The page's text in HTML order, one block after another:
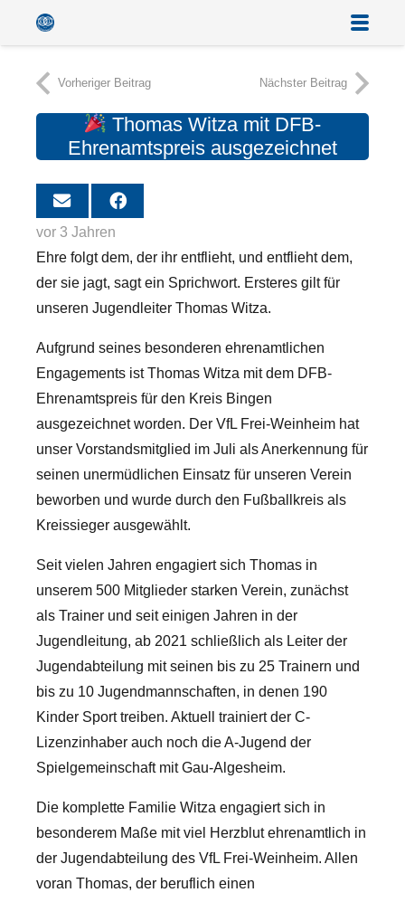
Vorheriger Beitrag Nächster Beitrag
Thomas Witza mit DFB-
Ehrenamtspreis ausgezeichnet
vor 3 Jahren
Ehre folgt dem, der ihr entflieht, und entflieht dem,
der sie jagt, sagt ein Sprichwort. Ersteres gilt für
unseren Jugendleiter Thomas Witza.
Aufgrund seines besonderen ehrenamtlichen
Engagements ist Thomas Witza mit dem DFB-
Ehrenamtspreis für den Kreis Bingen
ausgezeichnet worden. Der VfL Frei-Weinheim hat
unser Vorstandsmitglied im Juli als Anerkennung für
seinen unermüdlichen Einsatz für unseren Verein
beworben und wurde durch den Fußballkreis als
Kreissieger ausgewählt.
Seit vielen Jahren engagiert sich Thomas in
unserem 500 Mitglieder starken Verein, zunächst
als Trainer und seit einigen Jahren in der
Jugendleitung, ab 2021 schließlich als Leiter der
Jugendabteilung mit seinen bis zu 25 Trainern und
bis zu 10 Jugendmannschaften, in denen 190
Kinder Sport treiben. Aktuell trainiert der C-
Lizenzinhaber auch noch die A-Jugend der
Spielgemeinschaft mit Gau-Algesheim.
Die komplette Familie Witza engagiert sich in
besonderem Maße mit viel Herzblut ehrenamtlich in
der Jugendabteilung des VfL Frei-Weinheim. Allen
voran Thomas, der beruflich einen